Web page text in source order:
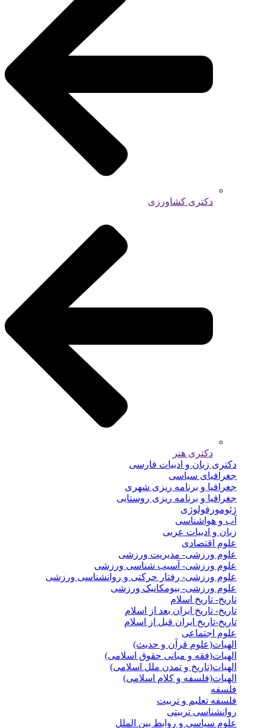
دکتری کشاورزی
دکتری هنر
دکتری زبان و ادبیات فارسی
جغرافیای سیاسی
جغرافیا و برنامه ریزی شهری
جغرافیا و برنامه ریزی روستایی
ژئومورفولوژی
آب و هواشناسی
زبان و ادبیات عربی
علوم اقتصادی
علوم ورزشی- مدیریت ورزشی
علوم ورزشی- آسیب شناسی ورزشی
علوم ورزشی- رفتار حرکتی و روانشناسی ورزشی
علوم ورزشی- بیومکانیک ورزشی
تاریخ- تاریخ اسلام
تاریخ- تاریخ ایران بعد از اسلام
تاریخ-تاریخ ایران قبل از اسلام
علوم اجتماعی
الهیات(علوم قرآن و حدیث)
الهیات(فقه و مبانی حقوق اسلامی)
الهیات(تاریخ و تمدن ملل اسلامی)
الهیات(فلسفه و کلام اسلامی)
فلسفه
فلسفه تعلیم و تربیت
روانشناسی تربیتی
علوم سیاسی و روابط بین الملل